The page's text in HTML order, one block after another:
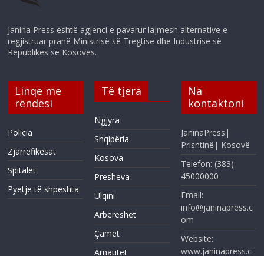
Janina Press është agjenci e pavarur lajmesh alternative e
regjistruar pranë Ministrisë së Tregtisë dhe Industrisë së
Republikës së Kosovës.
Linqe me
rëndësi
Policia
Zjarrëfikësat
Spitalet
Pyetje të shpeshta
Të tjera
Ngjyra
Shqipëria
Kosova
Presheva
Ulqini
Arbëreshët
Çamët
Arnautët
Na
kontaktoni
JaninaPress|
Prishtinë| Kosovë
Telefon: (383)
45000000
Email:
info@janinapress.c
om
Website:
www.janinapress.c